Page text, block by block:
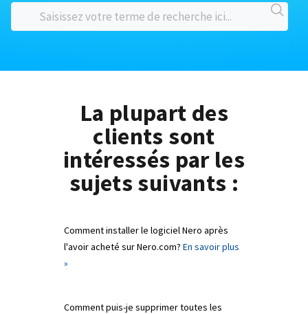
La plupart des
clients sont
intéressés par les
sujets suivants :
Comment installer le logiciel Nero après
l'avoir acheté sur Nero.com? En savoir plus
»
Comment puis-je supprimer toutes les